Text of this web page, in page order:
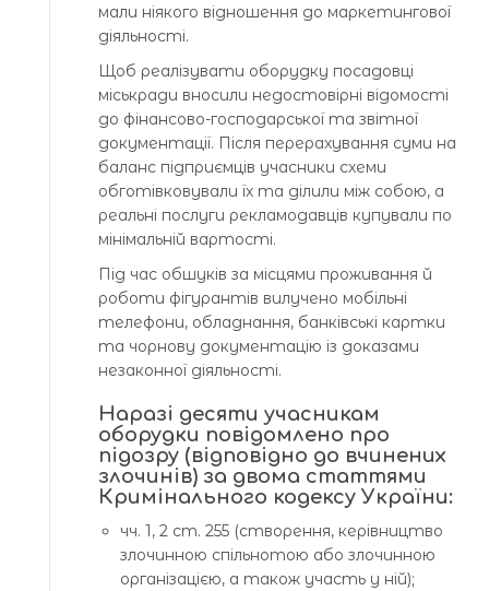
мали ніякого відношення до маркетингової
діяльності.
Щоб реалізувати оборудку посадовці
міськради вносили недостовірні відомості
до фінансово-господарської та звітної
документації. Після перерахування суми на
баланс підприємців учасники схеми
обготівковували їх та ділили між собою, а
реальні послуги рекламодавців купували по
мінімальній вартості.
Під час обшуків за місцями проживання й
роботи фігурантів вилучено мобільні
телефони, обладнання, банківські картки
та чорнову документацію із доказами
незаконної діяльності.
Наразі десяти учасникам
оборудки повідомлено про
підозру (відповідно до вчинених
злочинів) за двома статтями
Кримінального кодексу України:
чч. 1, 2 ст. 255 (створення, керівництво
злочинною спільнотою або злочинною
організацією, а також участь у ній);